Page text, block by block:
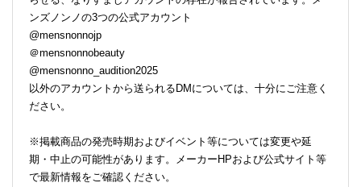
ンズノンノの3つの公式アカウント
@mensnonnojp
＠mensnonnobeauty
@mensnonno_audition2025
以外のアカウントから送られるDMについては、十分にご注意く
ださい。
※掲載商品の発売時期およびイベント等については変更や延
期・中止の可能性があります。メーカーHPおよび公式サイト等
で最新情報をご確認ください。